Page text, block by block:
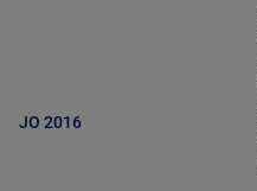
JO 2016